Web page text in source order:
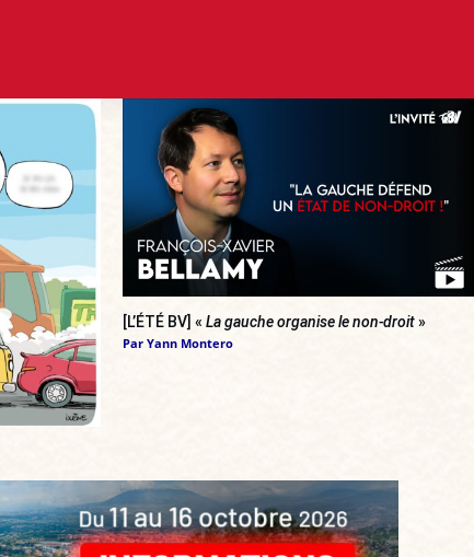
[L’ÉTÉ BV] « La gauche organise le non-droit»
Par Yann Montero